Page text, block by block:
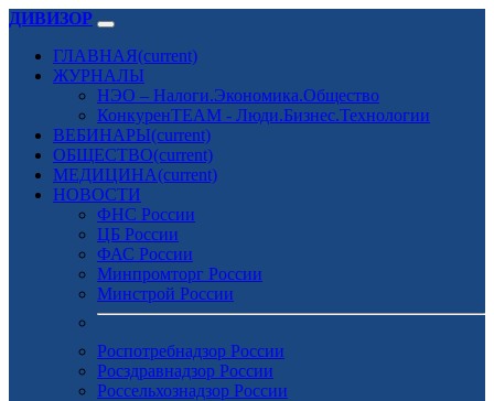
ДИВИЗОР
ГЛАВНАЯ(current)
ЖУРНАЛЫ
НЭО – Налоги.Экономика.Общество
КонкуренTEAM - Люди.Бизнес.Технологии
ВЕБИНАРЫ(current)
ОБЩЕСТВО(current)
МЕДИЦИНА(current)
НОВОСТИ
ФНС России
ЦБ России
ФАС России
Минпромторг России
Минстрой России
Роспотребнадзор России
Росздравнадзор России
Россельхознадзор России